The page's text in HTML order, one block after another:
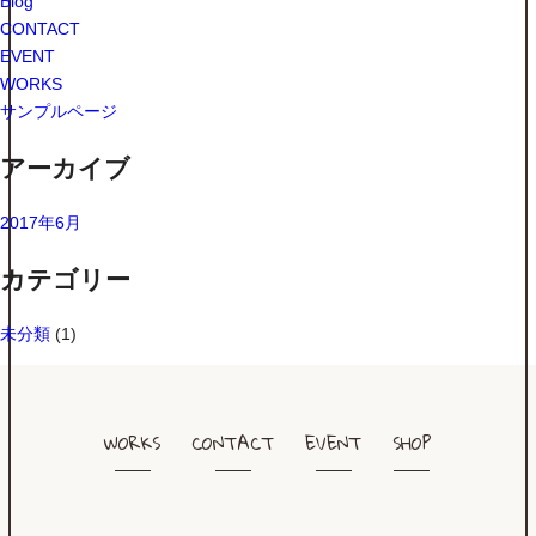
CONTACT
EVENT
WORKS
サンプルページ
アーカイブ
2017年6月
カテゴリー
未分類 (1)
WORKS CONTACT EVENT SHOP